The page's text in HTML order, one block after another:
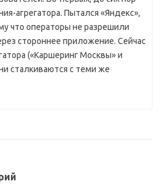
агрегатора. Пытался «Яндекс»,
что операторы не разрешили
стороннее приложение. Сейчас
(«Каршеринг Москвы» и
сталкиваются с теми же